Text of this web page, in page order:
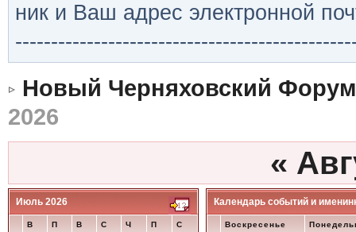
ник и Ваш адрес электронной
Новый Черняховский Форум
2026
«
Июль 2026
В П В С Ч П С
Календарь событий и
Воскресенье